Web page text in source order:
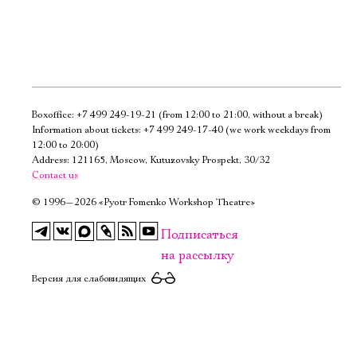
Boxoffice: +7 499 249-19-21 (from 12:00 to 21:00, without a break)
Information about tickets: +7 499 249-17-40 (we work weekdays from
12:00 to 20:00)
Address: 121165, Moscow, Kutuzovsky Prospekt, 30/32
Contact us
© 1996—2026 «Pyotr Fomenko Workshop Theatre»
Подписаться
на рассылку
Версия для слабовидящих
Электропочта
Ознакомиться